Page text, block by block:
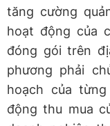
tăng cường
hoạt động của
đóng gói trên
phương phải
hoạch của
động thu mua